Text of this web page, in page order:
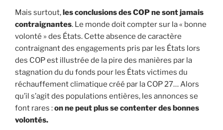
Mais surtout,les conclusions des COP ne sont jamais
contraignantes. Le monde doit compter sur la « bonne
volonté » des États. Cette absence de caractère
contraignant des engagements pris par les États lors
des COP est illustrée de la pire des manières par la
stagnation du du fonds pour les États victimes du
réchauffement climatique créé par la COP 27… Alors
qu’il s’agit des populations entières, les annonces se
font rares :on ne peut plus se contenter des bonnes
volontés.